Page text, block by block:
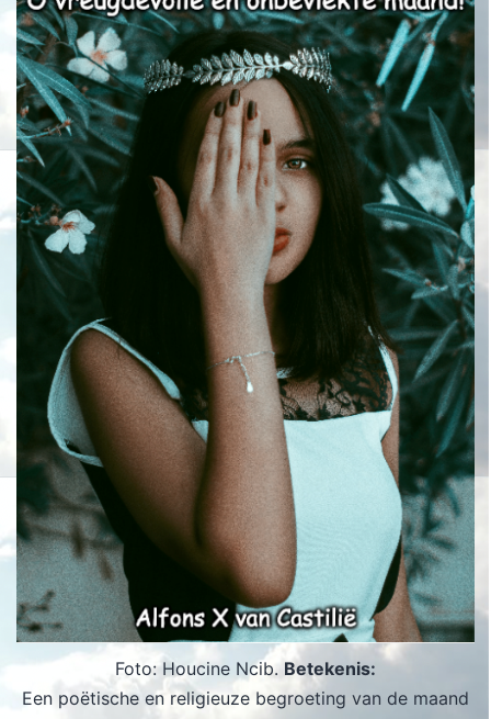
Foto: Houcine Ncib. Betekenis:
Een poëtische en religieuze begroeting van de maand